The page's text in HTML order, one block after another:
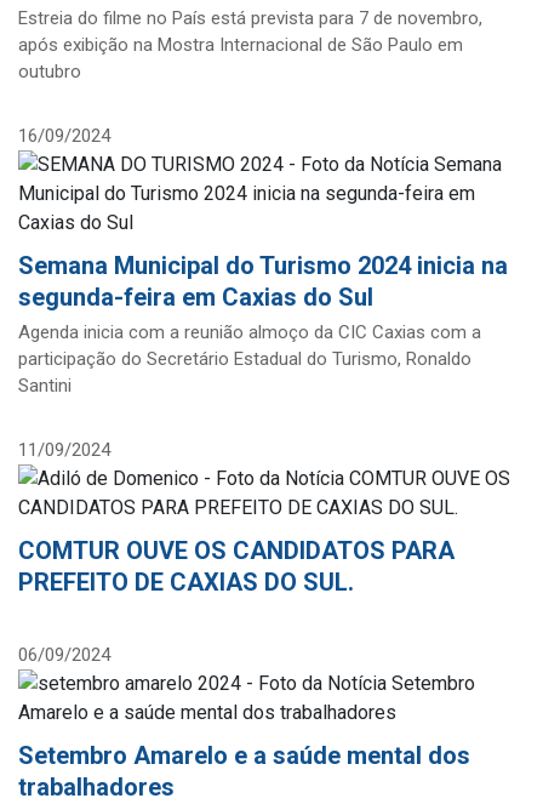
Estreia do filme no País está prevista para 7 de novembro,
após exibição na Mostra Internacional de São Paulo em
outubro
16/09/2024
Semana Municipal do Turismo 2024 inicia na
segunda-feira em Caxias do Sul
Agenda inicia com a reunião almoço da CIC Caxias com a
participação do Secretário Estadual do Turismo, Ronaldo
Santini
11/09/2024
COMTUR OUVE OS CANDIDATOS PARA
PREFEITO DE CAXIAS DO SUL.
06/09/2024
Setembro Amarelo e a saúde mental dos
trabalhadores